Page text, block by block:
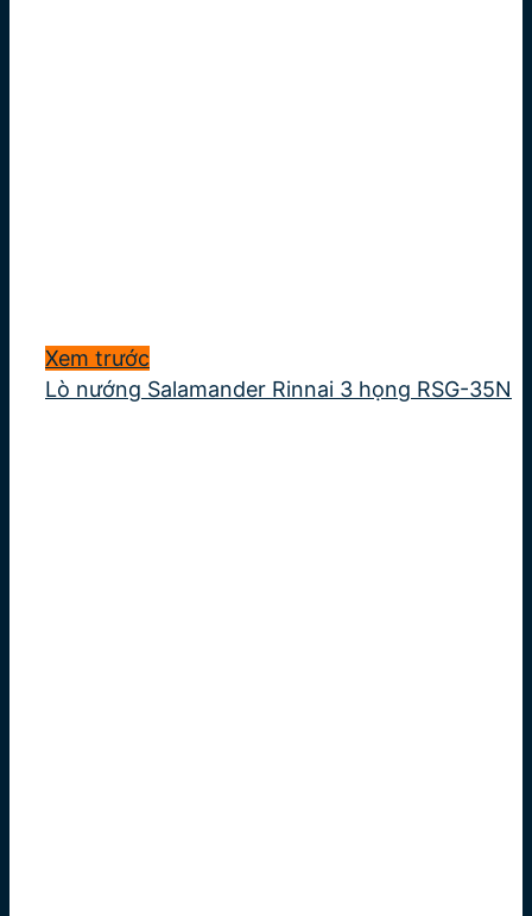
Xem trước
Lò nướng Salamander Rinnai 3 họng RSG-35N